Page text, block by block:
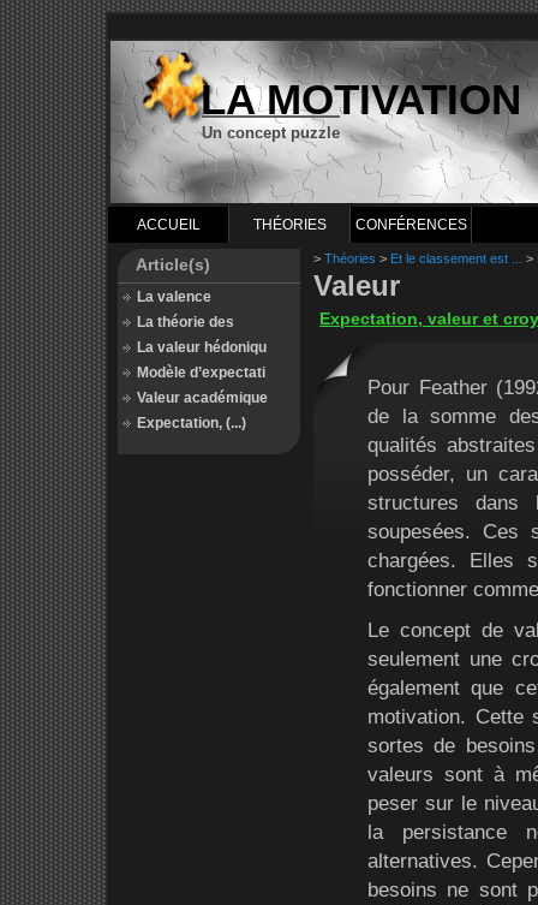
LA MOTIVATION
Un concept puzzle
ACCUEIL THÉORIES CONFÉRENCES
Article(s)
La valence
La théorie des
La valeur hédoniqu
Modèle d’expectati
Valeur académique
Expectation, (...)
> Théories > Et le classement est ... >
Valeur
Expectation, valeur et
Pour Feather
de la somme
qualités
posséder, un
structures dans
soupesées. Ces
chargées. Elles
fonctionner
Le concept de
seulement une
également que
motivation. Cette
sortes de
valeurs sont à
peser sur le
la persistance
alternatives.
besoins ne sont